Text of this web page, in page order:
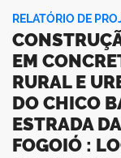
RELATÓRIO DE
EM
RURAL E
DO CHICO
ESTRADA
FOGOIÓ :